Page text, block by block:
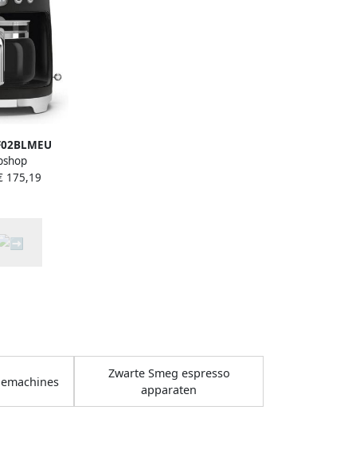
10 Koppen
175,19
Zwarte Smeg espresso
apparaten